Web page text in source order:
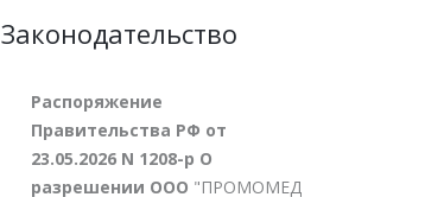
Законодательство
Распоряжение
Правительства РФ от
23.05.2026 N 1208-р О
разрешении ООО "ПРОМОМЕД